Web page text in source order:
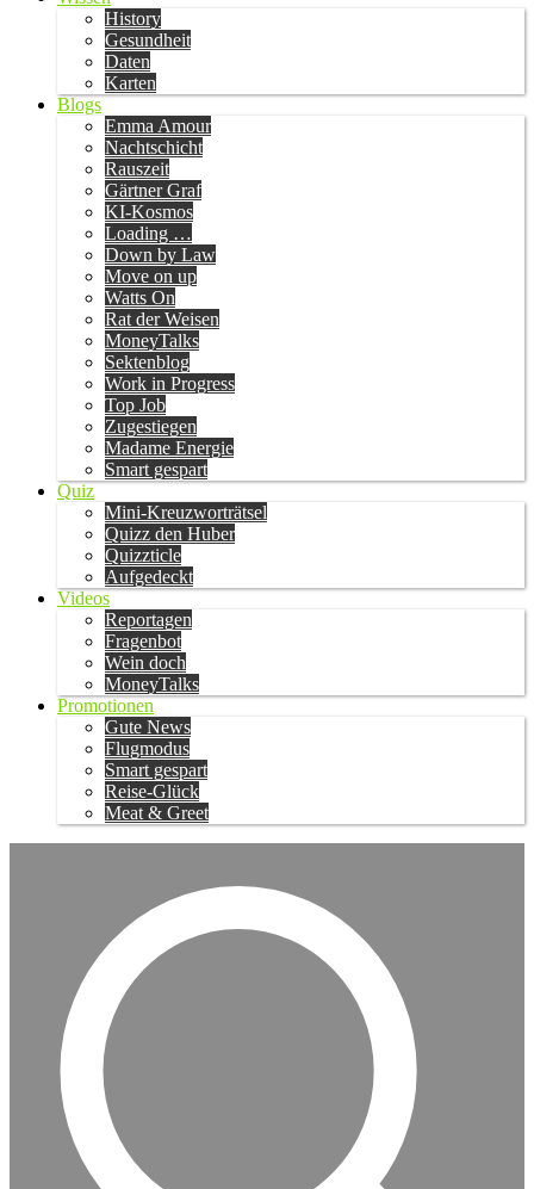
History
Gesundheit
Daten
Karten
Blogs
Emma Amour
Nachtschicht
Rauszeit
Gärtner Graf
KI-Kosmos
Loading …
Down by Law
Move on up
Watts On
Rat der Weisen
MoneyTalks
Sektenblog
Work in Progress
Top Job
Zugestiegen
Madame Energie
Smart gespart
Quiz
Mini-Kreuzworträtsel
Quizz den Huber
Quizzticle
Aufgedeckt
Videos
Reportagen
Fragenbot
Wein doch
MoneyTalks
Promotionen
Gute News
Flugmodus
Smart gespart
Reise-Glück
Meat & Greet